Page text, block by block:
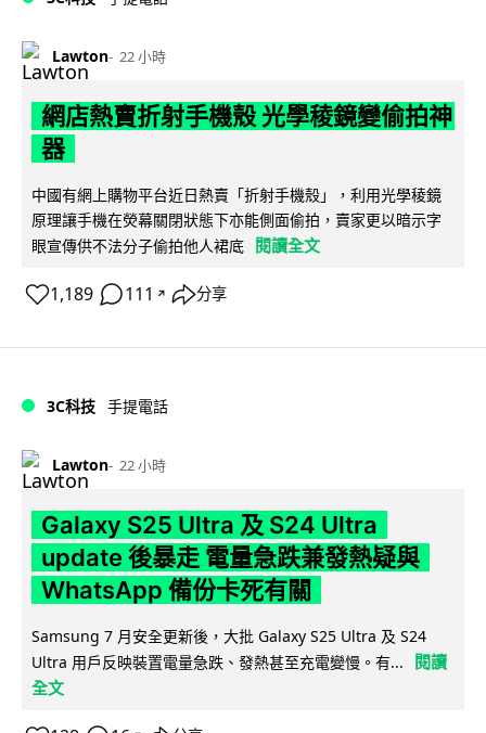
Lawton 22 小時
網店熱賣折射手機殼 光學稜鏡變偷拍神
器
中國有網上購物平台近日熱賣「折射手機殼」，利用光學稜鏡
原理讓手機在熒幕關閉狀態下亦能側面偷拍，賣家更以暗示字
眼宣傳供不法分子偷拍他人裙底 閱讀全文
1,189 111 ↗ 分享
3C科技 手提電話
Lawton 22 小時
Galaxy S25 Ultra 及 S24 Ultra
update 後暴走 電量急跌兼發熱疑與
WhatsApp 備份卡死有關
Samsung 7 月安全更新後，大批 Galaxy S25 Ultra 及 S24
Ultra 用戶反映裝置電量急跌、發熱甚至充電變慢。有...
閱讀
全文